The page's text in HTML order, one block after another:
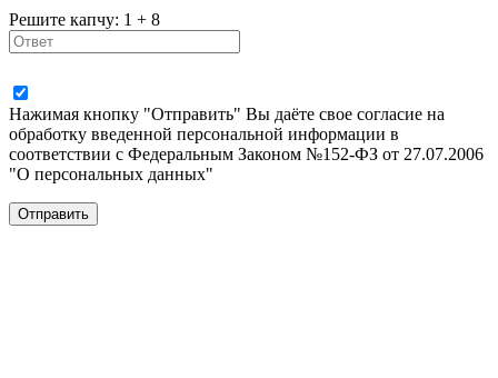
Решите капчу: 1 + 8
Нажимая кнопку "Отправить" Вы даёте свое согласие на
обработку введенной персональной информации в
соответствии с Федеральным Законом №152-ФЗ от 27.07.2006
"О персональных данных"